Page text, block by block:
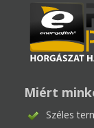
Miért
Széles